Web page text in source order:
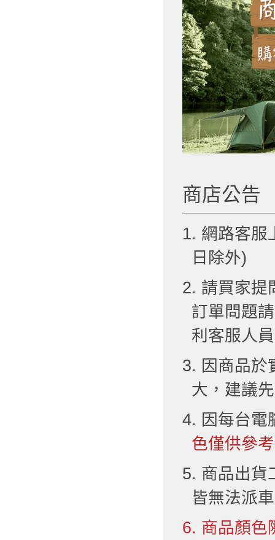
商店公告
1. 網路客服
日除外)
2. 請買家提
訂單問題
利客服人
3. 因商品於
大，建議
4. 因每台電
色僅供參
5. 商品出貨
皆無法派
6. 商品顏色